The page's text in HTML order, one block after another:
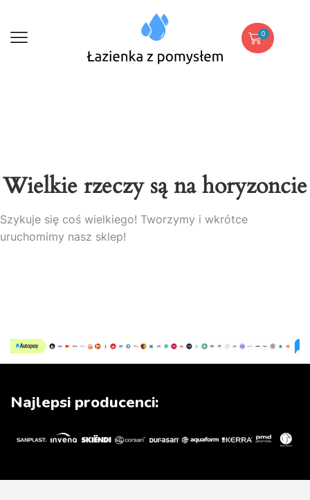
0
Wielkie rzeczy są na horyzoncie
Szykuje się coś wielkiego! Tworzymy i wkrótce
uruchomimy nasz sklep!
Najlepsi producenci: